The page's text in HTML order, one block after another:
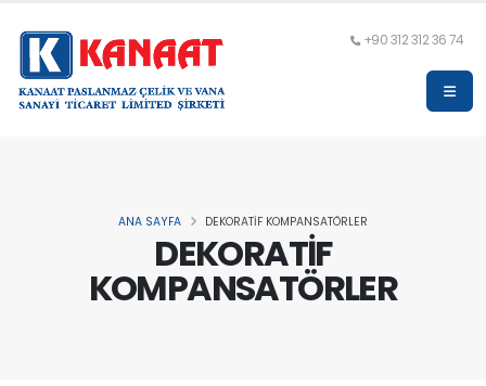
+90 312 312 36 74
DEKORATİF
KOMPANSATÖRLER
ANA SAYFA DEKORATİF KOMPANSATÖRLER